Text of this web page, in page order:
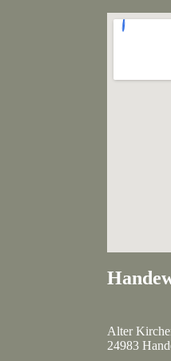
Alter
24983